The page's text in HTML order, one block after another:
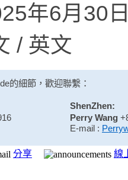
年6月30
/ 英文
的細節，歡迎聯繫：
ShenZhen:
Perry Wang
E-mail :
分享 線